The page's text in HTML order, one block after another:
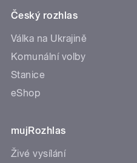
Český rozhlas
Válka na Ukrajině
Komunální volby
Stanice
eShop
mujRozhlas
Živé vysílání